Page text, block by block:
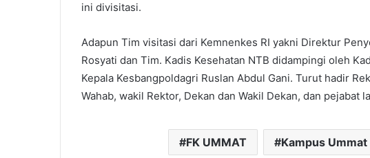
ini divisitasi.
Adapun Tim visitasi dari Kemnenkes RI yakni Direktur
Rosyati dan Tim. Kadis Kesehatan NTB didampingi oleh
Kepala Kesbangpoldagri Ruslan Abdul Gani. Turut hadir
Wahab, wakil Rektor, Dekan dan Wakil Dekan, dan pejabat
FK UMMAT Kampus Ummat